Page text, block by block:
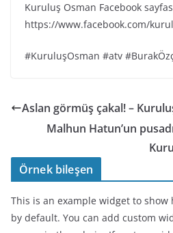
Kuruluş Osman Facebook
https://www.facebook.com/
#KuruluşOsman #atv
Aslan görmüş çakal! –
Malhun Hatun’un
Örnek bileşen
This is an example widget to show
by default. You can add custom